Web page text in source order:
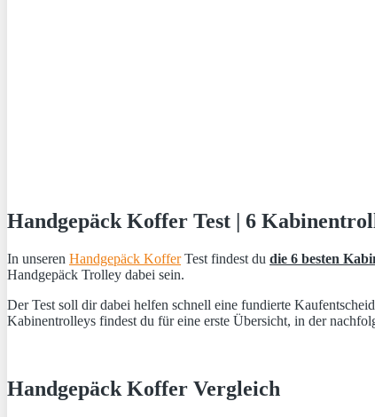
Handgepäck Koffer Test | 6
In unseren Handgepäck KofferTest findest du die 6 besten
Handgepäck Trolley dabei sein.
Der Test soll dir dabei helfen schnell eine fundierte
Kabinentrolleys findest du für eine erste Übersicht, in der
Handgepäck Koffer Vergleich